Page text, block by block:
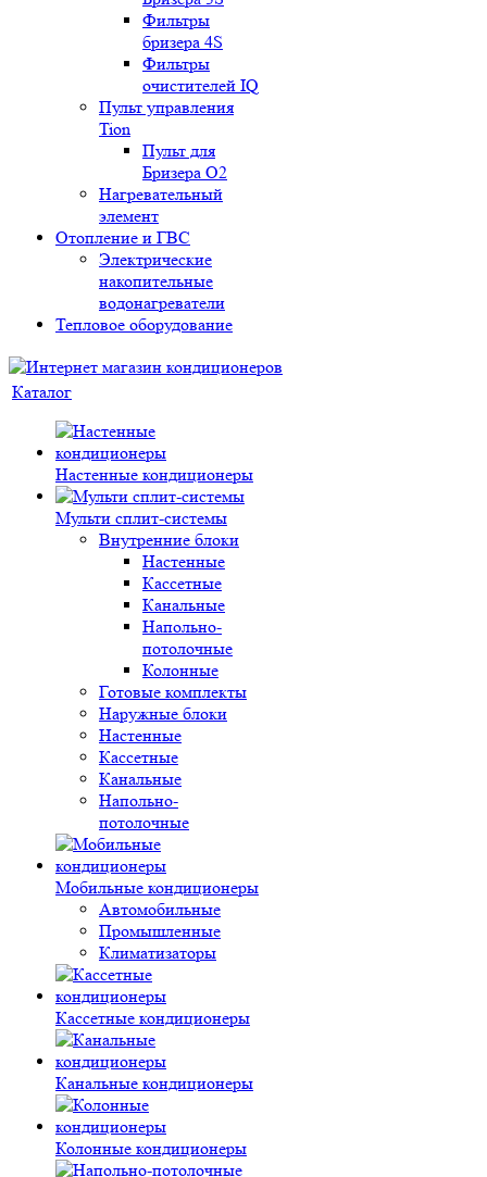
Фильтры
бризера 4S
Фильтры
очистителей IQ
Пульт управления
Tion
Пульт для
Бризера O2
Нагревательный
элемент
Отопление и ГВС
Электрические
накопительные
водонагреватели
Тепловое оборудование
Каталог
Настенные кондиционеры
Мульти сплит-системы
Внутренние блоки
Настенные
Кассетные
Канальные
Напольно-
потолочные
Колонные
Готовые комплекты
Наружные блоки
Настенные
Кассетные
Канальные
Напольно-
потолочные
Мобильные кондиционеры
Автомобильные
Промышленные
Климатизаторы
Кассетные кондиционеры
Канальные кондиционеры
Колонные кондиционеры